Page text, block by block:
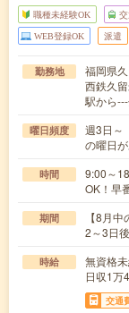
職種未経験OK
WEB登録OK 派遣
勤務地
福岡県
西鉄久
駅から
曜日頻度
週3日～
の曜日
時間
9:00～
OK！早
期間
【8月
2～3日
時給
無資格
日収1万
交通